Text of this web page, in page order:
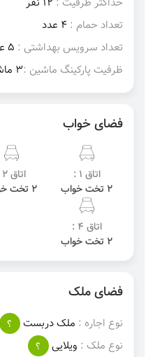
تعداد حمام : 4 عدد
تعداد سرویس بهداشتی : 5 عدد
ظرفیت پارکینگ ماشین :3 ماشین
فضای خواب
اتاق 1 :
2 تخت خواب
اتاق 2 :
2 تخت خواب
اتاق 4 :
2 تخت خواب
فضای ملک
نوع اجاره : ملک دربست
؟
نوع ملک : ویلایی
؟